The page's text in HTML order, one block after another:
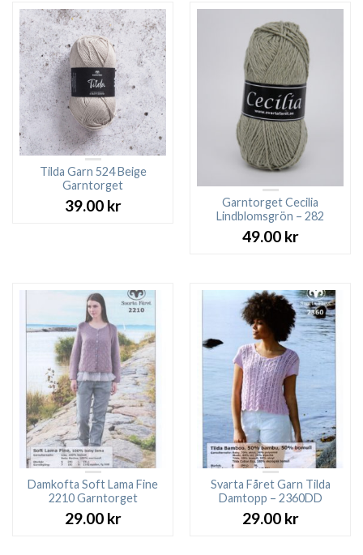
Tilda Garn 524 Beige
Garntorget
39.00 kr
Garntorget Cecilia
Lindblomsgrön – 282
49.00 kr
Damkofta Soft Lama Fine
2210 Garntorget
29.00 kr
Svarta Fåret Garn Tilda
Damtopp – 2360DD
29.00 kr